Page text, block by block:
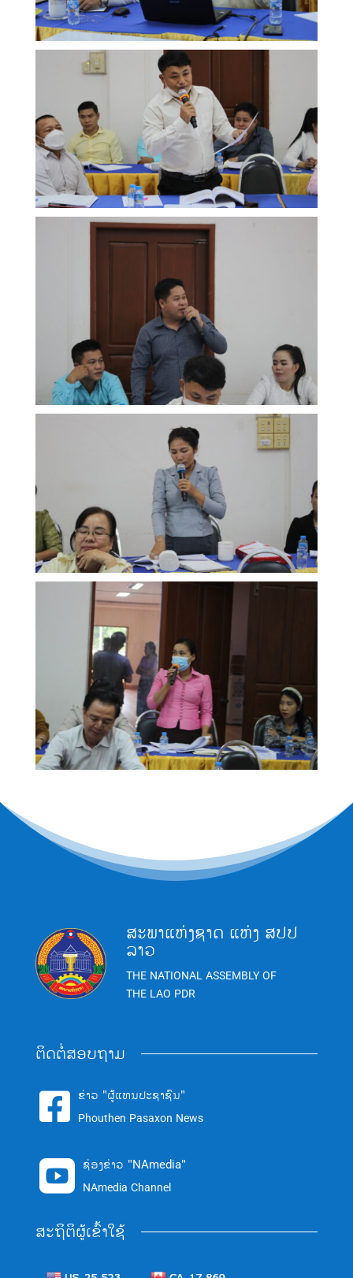
ສະພາແຫ່ງຊາດ ແຫ່ງ ສປປ
ລາວ
THE NATIONAL ASSEMBLY OF
THE LAO PDR
ຕິດຕໍ່ສອບຖາມ
 ຂ່າວ "ຜູ້ແທນປະຊາຊົນ"
Phouthen Pasaxon News
 ຊ່ອງຂ່າວ "NAmedia"
NAmedia Channel
ສະຖິຕິຜູ້ເຂົ້າໃຊ້